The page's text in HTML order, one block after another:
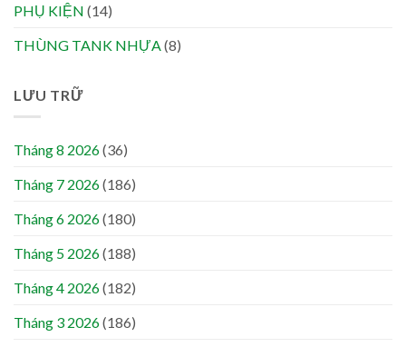
PHỤ KIỆN (14)
THÙNG TANK NHỰA (8)
LƯU TRỮ
Tháng 8 2026(36)
Tháng 7 2026(186)
Tháng 6 2026(180)
Tháng 5 2026(188)
Tháng 4 2026(182)
Tháng 3 2026(186)